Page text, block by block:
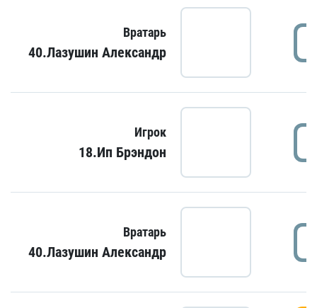
Вратарь
40.Лазушин Александр
Игрок
18.Ип Брэндон
Вратарь
40.Лазушин Александр